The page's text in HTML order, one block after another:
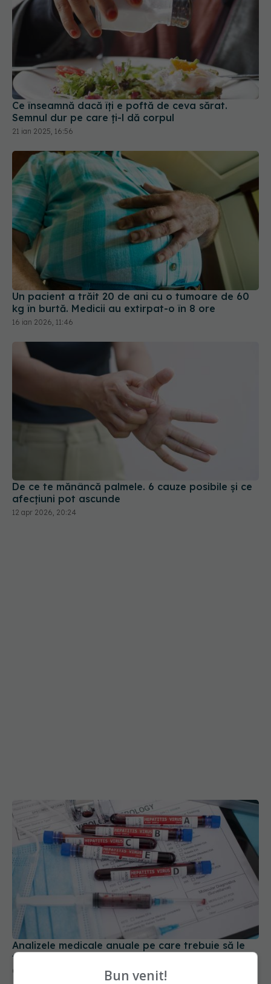
Ce înseamnă dacă îți e poftă de ceva sărat.
Semnul dur pe care ți-l dă corpul
21 ian 2025, 16:56
Un pacient a trăit 20 de ani cu o tumoare de 60
kg în burtă. Medicii au extirpat-o în 8 ore
16 ian 2026, 11:46
De ce te mănâncă palmele. 6 cauze posibile și ce
Analizele medicale anuale pe care trebuie să le
faci în funcție de vârstă
07 mar 2025, 18:12
Bun venit!